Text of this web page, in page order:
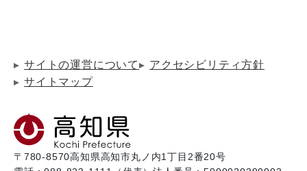
サイトの運営について
アクセシビリティ方針
サイトマップ
〒780-8570高知県高知市丸ノ内1丁目2番20号